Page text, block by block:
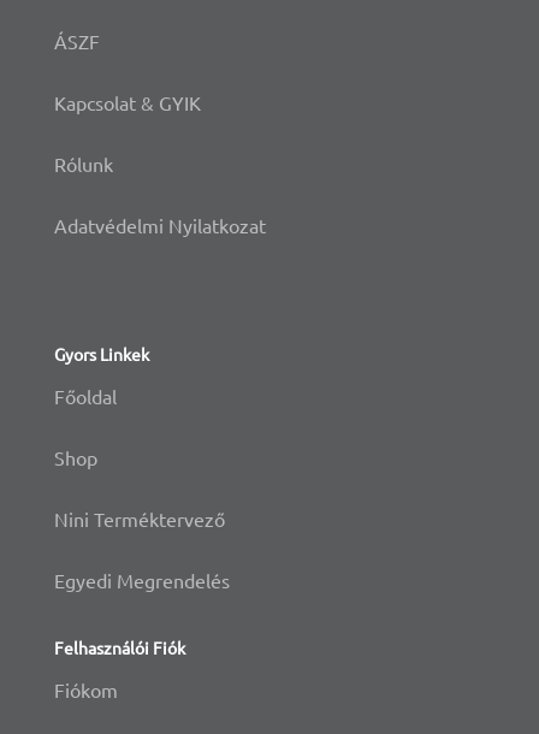
ÁSZF
Kapcsolat & GYIK
Rólunk
Adatvédelmi Nyilatkozat
Gyors Linkek
Főoldal
Shop
Nini Terméktervező
Egyedi Megrendelés
Felhasználói Fiók
Fiókom